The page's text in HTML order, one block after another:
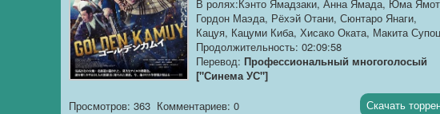
В ролях:Кэнто Ямадзаки, Анна Ямада, Юма
Гордон Маэда, Рёхэй Отани, Сюнтаро Янаги,
Кацуя, Кацуми Киба, Хисако Оката, Макита
Продолжительность: 02:09:58
Перевод: Профессиональный многоголосый
["Синема УС"]
Качество:
Просмотров: 363 Комментариев: 0 Скачать